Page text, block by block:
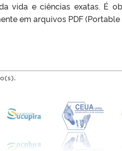
vida e ciências exatas. É
em arquivos PDF (Portable